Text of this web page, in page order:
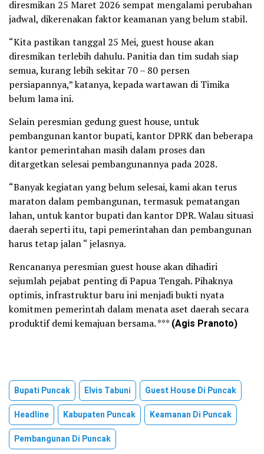
diresmikan 25 Maret 2026 sempat mengalami perubahan
jadwal, dikerenakan faktor keamanan yang belum stabil.
“Kita pastikan tanggal 25 Mei, guest house akan
diresmikan terlebih dahulu. Panitia dan tim sudah siap
semua, kurang lebih sekitar 70 – 80 persen
persiapannya,” katanya, kepada wartawan di Timika
belum lama ini.
Selain peresmian gedung guest house, untuk
pembangunan kantor bupati, kantor DPRK dan beberapa
kantor pemerintahan masih dalam proses dan
ditargetkan selesai pembangunannya pada 2028.
“Banyak kegiatan yang belum selesai, kami akan terus
maraton dalam pembangunan, termasuk pematangan
lahan, untuk kantor bupati dan kantor DPR. Walau situasi
daerah seperti itu, tapi pemerintahan dan pembangunan
harus tetap jalan “ jelasnya.
Rencananya peresmian guest house akan dihadiri
sejumlah pejabat penting di Papua Tengah. Pihaknya
optimis, infrastruktur baru ini menjadi bukti nyata
komitmen pemerintah dalam menata aset daerah secara
produktif demi kemajuan bersama. *** (Agis Pranoto)
Bupati Puncak Elvis Tabuni
Guest House Di Puncak
Headline
Kabupaten Puncak
Keamanan Di Puncak
Pembangunan Di Puncak